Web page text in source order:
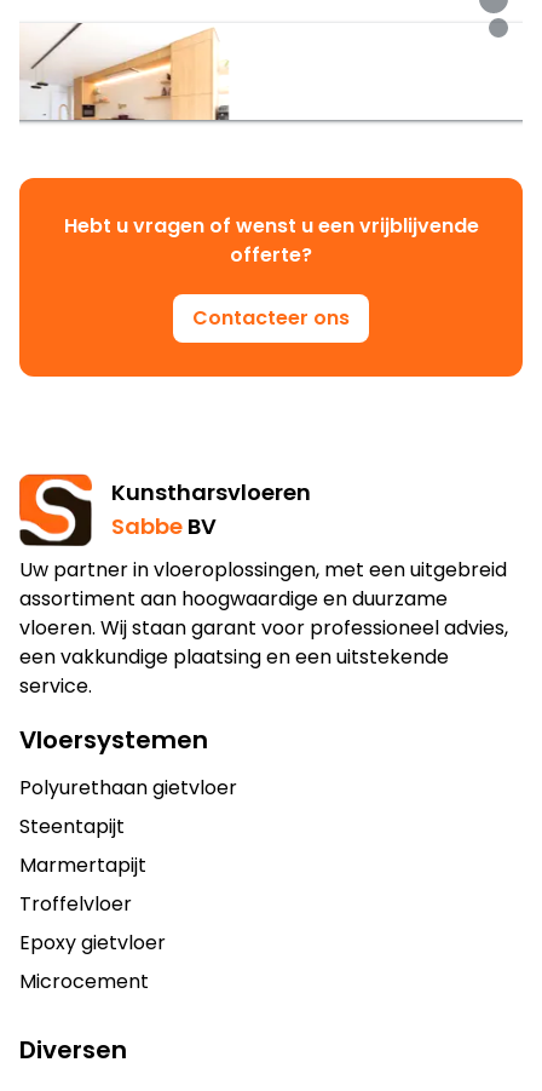
Hebt u vragen of wenst u een vrijblijvende
offerte?
Contacteer ons
Kunstharsvloeren
Sabbe BV
Uw partner in vloeroplossingen, met een uitgebreid
assortiment aan hoogwaardige en duurzame
vloeren. Wij staan garant voor professioneel advies,
een vakkundige plaatsing en een uitstekende
service.
Vloersystemen
Polyurethaan gietvloer
Steentapijt
Marmertapijt
Troffelvloer
Epoxy gietvloer
Microcement
Diversen